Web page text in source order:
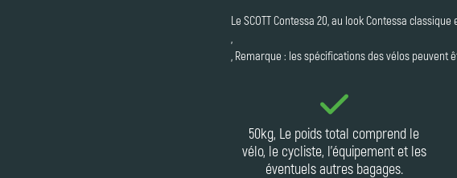
Le SCOTT Contessa 20, au look Contessa
, Remarque : les spécifications des vélos peuvent
50kg, Le poids total comprend le
vélo, le cycliste, l'équipement et les
éventuels autres bagages.